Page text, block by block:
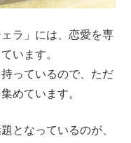
ラ」には、恋愛を専
います。
っているので、ただ
めています。
となっているのが、